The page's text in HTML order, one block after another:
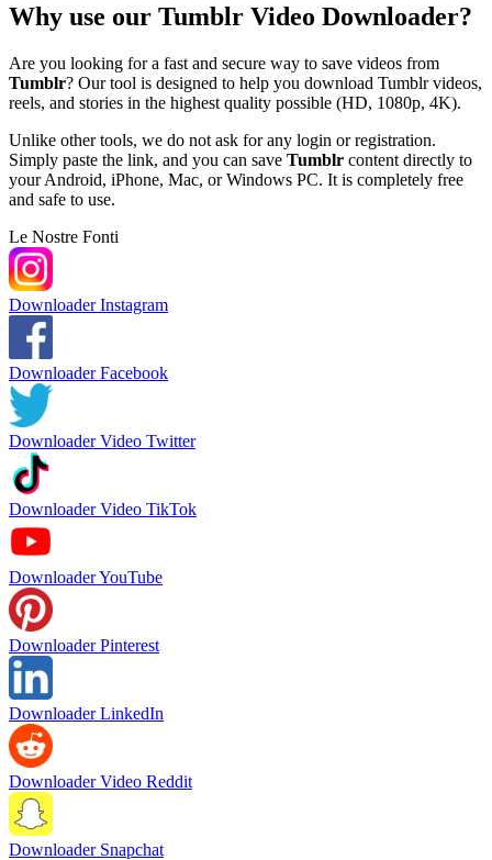
Why use our Tumblr Video Downloader?
Are you looking for a fast and secure way to save videos from
Tumblr? Our tool is designed to help you download Tumblr videos,
reels, and stories in the highest quality possible (HD, 1080p, 4K).
Unlike other tools, we do not ask for any login or registration.
Simply paste the link, and you can save Tumblr content directly to
your Android, iPhone, Mac, or Windows PC. It is completely free
and safe to use.
Le Nostre Fonti
Downloader Instagram
Downloader Facebook
Downloader Video Twitter
Downloader Video TikTok
Downloader YouTube
Downloader Pinterest
Downloader LinkedIn
Downloader Video Reddit
Downloader Snapchat